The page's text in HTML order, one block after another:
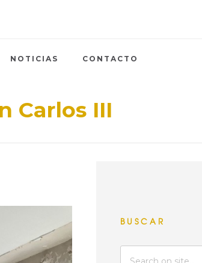
NOTICIAS CONTACTO
Carlos III
BUSCAR